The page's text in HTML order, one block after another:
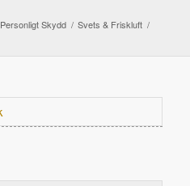
Personligt Skydd / Svets & Friskluft /